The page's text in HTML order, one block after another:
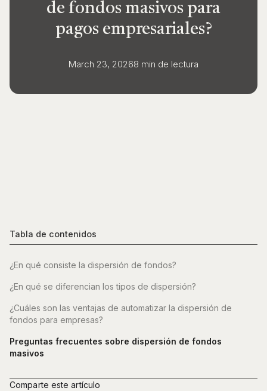
de fondos masivos para
pagos empresariales?
March 23, 20268 min de lectura
Tabla de contenidos
¿En qué consiste la dispersión de fondos?
¿En qué se diferencian los tipos de dispersión?
¿Cuáles son las ventajas de automatizar la dispersión de
fondos para empresas?
Preguntas frecuentes sobre dispersión de fondos
masivos
Comparte este artículo